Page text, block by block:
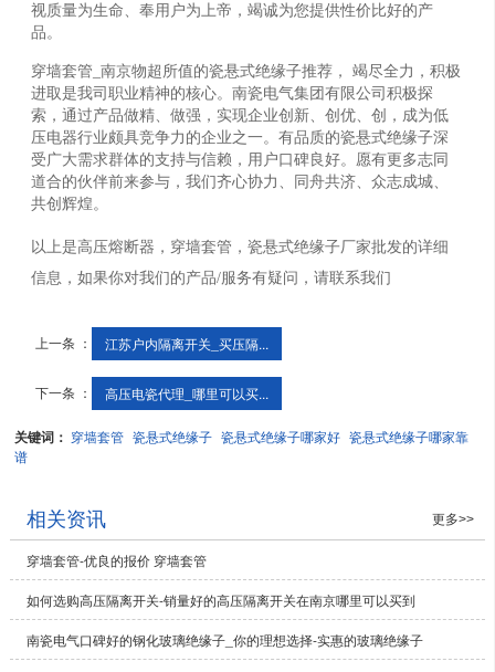
视质量为生命、奉用户为上帝，竭诚为您提供性价比好的产
品。
穿墙套管_南京物超所值的瓷悬式绝缘子推荐， 竭尽全力，积极
进取是我司职业精神的核心。南瓷电气集团有限公司积极探
索，通过产品做精、做强，实现企业创新、创优、创，成为低
压电器行业颇具竞争力的企业之一。有品质的瓷悬式绝缘子深
受广大需求群体的支持与信赖，用户口碑良好。愿有更多志同
道合的伙伴前来参与，我们齐心协力、同舟共济、众志成城、
共创辉煌。
以上是高压熔断器，穿墙套管，瓷悬式绝缘子厂家批发的详细
信息，如果你对我们的产品/服务有疑问，请联系我们
上一条 ： 江苏户内隔离开关_买压隔...
下一条 ： 高压电瓷代理_哪里可以买...
关键词： 穿墙套管 瓷悬式绝缘子 瓷悬式绝缘子哪家好 瓷悬式绝缘子哪家靠
谱
相关资讯 更多>>
穿墙套管-优良的报价 穿墙套管
如何选购高压隔离开关-销量好的高压隔离开关在南京哪里可以买到
南瓷电气口碑好的钢化玻璃绝缘子_你的理想选择-实惠的玻璃绝缘子